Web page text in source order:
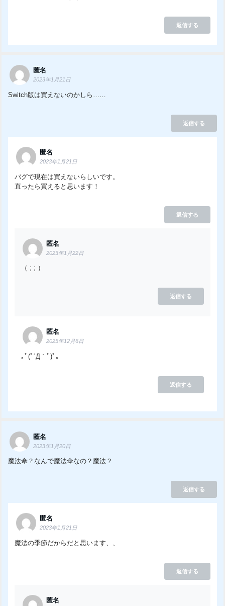
返信する
匿名
2023年1月21日
Switch版は買えないのかしら……
返信する
匿名
2023年1月21日
バグで現在は買えないらしいです。
直ったら買えると思います！
返信する
匿名
2023年1月22日
（ ; ; ）
返信する
匿名
2025年12月6日
｡ﾟ(ﾟ´Д｀ﾟ)ﾟ｡
返信する
匿名
2023年1月20日
魔法傘？なんで魔法傘なの？魔法？
返信する
匿名
2023年1月21日
魔法の季節だからだと思います、、
返信する
匿名